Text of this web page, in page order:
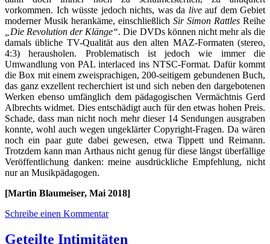
vorkommen. Ich wüsste jedoch nichts, was da liveauf dem Gebiet
moderner Musik herankäme, einschließlich Sir Simon Rattles Reihe
„Die Revolution der Klänge“. Die DVDs können nicht mehr als die
damals übliche TV-Qualität aus den alten MAZ-Formaten (stereo,
4:3) herausholen. Problematisch ist jedoch wie immer die
Umwandlung von PAL interlaced ins NTSC-Format. Dafür kommt
die Box mit einem zweisprachigen, 200-seitigem gebundenen Buch,
das ganz exzellent recherchiert ist und sich neben den dargebotenen
Werken ebenso umfänglich dem pädagogischen Vermächtnis Gerd
Albrechts widmet. Dies entschädigt auch für den etwas hohen Preis.
Schade, dass man nicht noch mehr dieser 14 Sendungen ausgraben
konnte, wohl auch wegen ungeklärter Copyright-Fragen. Da wären
noch ein paar gute dabei gewesen, etwa Tippett und Reimann.
Trotzdem kann man Arthaus nicht genug für diese längst überfällige
Veröffentlichung danken: meine ausdrückliche Empfehlung, nicht
nur an Musikpädagogen.
[Martin Blaumeiser, Mai 2018]
Schreibe einen Kommentar
Geteilte Intimitäten